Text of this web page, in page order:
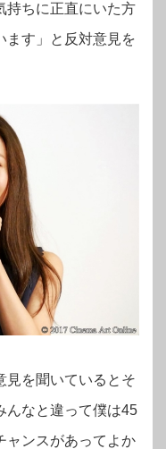
持ちに正直にいた方
ます」と反対意見を
見を聞いているとそ
んなと違って僕は45
ャンスがあってよか